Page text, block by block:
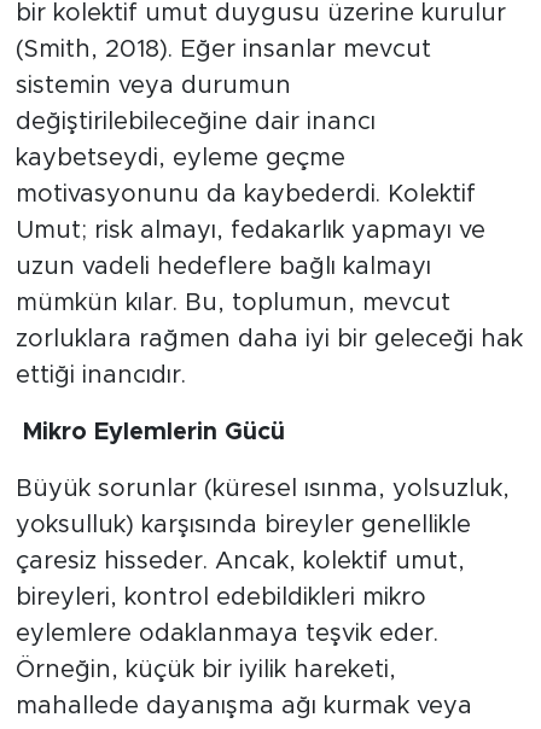
bir kolektif umut duygusu üzerine kurulur
(Smith, 2018). Eğer insanlar mevcut
sistemin veya durumun
değiştirilebileceğine dair inancı
kaybetseydi, eyleme geçme
motivasyonunu da kaybederdi. Kolektif
Umut; risk almayı, fedakarlık yapmayı ve
uzun vadeli hedeflere bağlı kalmayı
mümkün kılar. Bu, toplumun, mevcut
zorluklara rağmen daha iyi bir geleceği hak
ettiği inancıdır.
Mikro Eylemlerin Gücü
​Büyük sorunlar (küresel ısınma, yolsuzluk,
yoksulluk) karşısında bireyler genellikle
çaresiz hisseder. Ancak, kolektif umut,
bireyleri, kontrol edebildikleri mikro
eylemlere odaklanmaya teşvik eder.
Örneğin, küçük bir iyilik hareketi,
mahallede dayanışma ağı kurmak veya